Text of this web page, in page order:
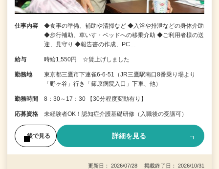
仕事内容
◆食事の準備、補助や清掃など ◆入浴や排泄などの身体介助
◆歩行補助、車いす・ベッドへの移乗介助 ◆ご利用者様の送
迎、見守り ◆報告書の作成、PC…
給与 時給1,550円 ☆賃上げしました
勤務地
東京都三鷹市下連雀6-6-51（JR三鷹駅南口8番乗り場より
「野ヶ谷」行き「篠原病院入口」下車、他）
勤務時間 8：30～17：30 【30分程度変動有り】
応募資格 未経験者OK！認知症介護基礎研修（入職後の受講可）
後で見る 詳細を見る
更新日： 2026/07/28 掲載終了日： 2026/10/31